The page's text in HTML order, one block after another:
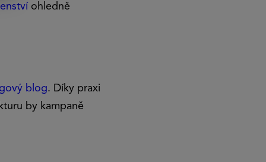
ohledně
blog. Díky praxi
by kampaně